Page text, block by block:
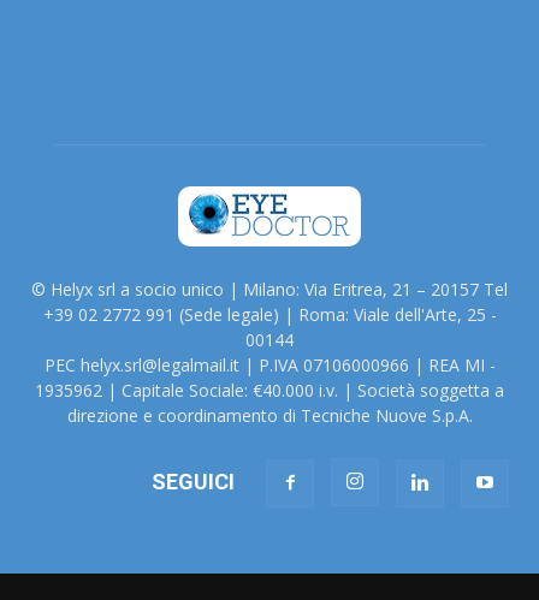
© Helyx srl a socio unico | Milano: Via Eritrea, 21 – 20157 Tel
+39 02 2772 991 (Sede legale) | Roma: Viale dell'Arte, 25 -
00144
PEC helyx.srl@legalmail.it | P.IVA 07106000966 | REA MI -
1935962 | Capitale Sociale: €40.000 i.v. | Società soggetta a
direzione e coordinamento di Tecniche Nuove S.p.A.
SEGUICI